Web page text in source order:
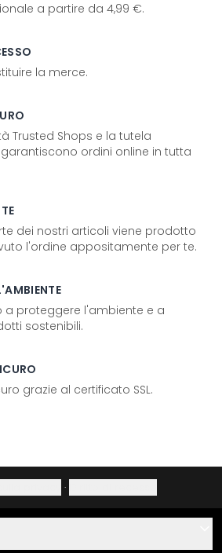
a partire da 4,99 €.
la merce.
Trusted Shops e la tutela
ordini online in tutta
dei nostri articoli viene prodotto
l'ordine appositamente per te.
a proteggere l'ambiente e a
sostenibili.
grazie al certificato SSL.
·